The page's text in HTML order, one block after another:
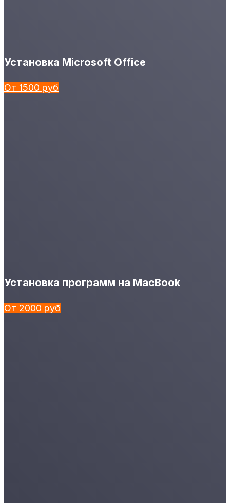
Установка Microsoft Office
От 1500 руб
Установка программ на MacBook
От 2000 руб